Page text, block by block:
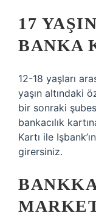
17
BANKA
12-18 yaşları
yaşın altındaki
bir sonraki
bankacılık
Kartı ile
girersiniz.